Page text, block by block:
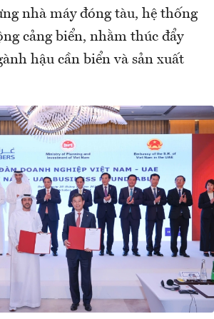
nhà máy đóng tàu, hệ thống
cảng biển, nhằm thúc đẩy
hậu cần biển và sản xuất